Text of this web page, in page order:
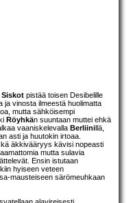
Siskot pistää toisen Desibelille
ja vinosta ilmeestä huolimatta
mutta sähköisempi
Röyhkän suuntaan muttei ehkä
vaaniskelevalla Berliinillä,
asti ja huutokin irtoaa.
äkkivääryys kävisi nopeasti
mutta sulavia
Ensin istutaan
hyiseen veteen
mausteiseen särömeuhkaan